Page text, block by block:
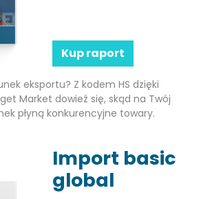
Kup raport
eksportu? Z kodem HS dzięki
Market dowieź się, skąd na Twój
płyną konkurencyjne towary.
Import basic
global